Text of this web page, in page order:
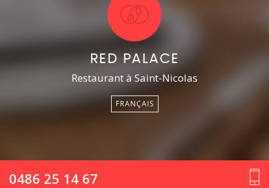
RED PALACE
Restaurant à Saint-Nicolas
FRANÇAIS
0486 25 14 67